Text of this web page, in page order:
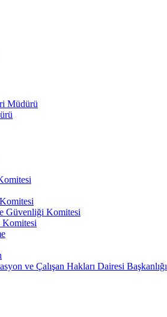
Müdürü
Güvenliği Komitesi
ve Çalışan Hakları Dairesi Başkanlığı